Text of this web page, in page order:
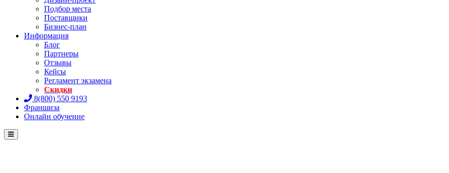
Подбор места
Поставщики
Бизнес-план
Информация
Блог
Партнеры
Отзывы
Кейсы
Регламент экзамена
Скидки
8(800) 550 9193
Франшиза
Онлайн обучение
Menu